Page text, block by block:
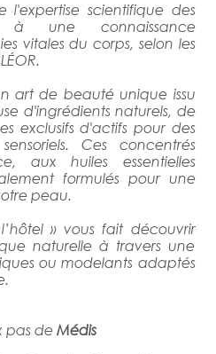
l'expertise scientifique des
à une connaissance
vitales du corps, selon les
art de beauté unique issu
d'ingrédients naturels, de
exclusifs d'actifs pour des
Ces concentrés
aux huiles essentielles
formulés pour une
peau.
» vous fait découvrir
naturelle à travers une
ou modelants adaptés
pas de Médis